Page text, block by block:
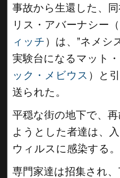
事故から生還した、
リス・アバーナシー（
ィッチ ）は、”ネメシ
実験台になるマット
ック・メビウス ）と
送られた。
平穏な街の地下で、
ようとした者達は、
ウィルスに感染する。
専門家達は招集され